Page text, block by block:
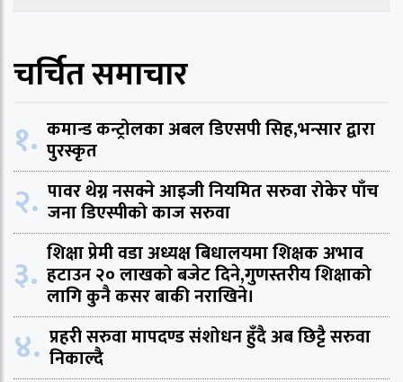
चर्चित समाचार
१. कमान्ड कन्ट्रोलका अबल डिएसपी सिह,भन्सार द्वारा
पुरस्कृत
२. पावर थेग्न नसक्ने आइजी नियमित सरुवा रोकेर पाँच
जना डिएस्पीको काज सरुवा
३. शिक्षा प्रेमी वडा अध्यक्ष बिधालयमा शिक्षक अभाव
हटाउन २० लाखको बजेट दिने,गुणस्तरीय शिक्षाको
लागि कुनै कसर बाकी नराखिने।
४. प्रहरी सरुवा मापदण्ड संशोधन हुँदै अब छिट्टै सरुवा
निकाल्दै